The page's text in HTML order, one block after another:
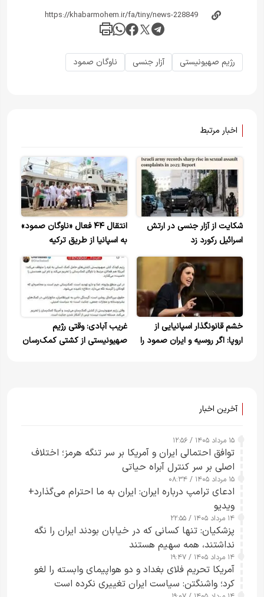
رژیم صهیونیستی آزار جنسی ناوگان صمود
اخبار مرتبط
شکایت از آزار جنسی در ارتش
اسرائیل رکورد زد
انتقال ۴۴ فعال «ناوگان صمود»
به اسپانیا از طریق ترکیه
خشم قانونگذار اسپانیایی از
اروپا: اگر روسیه و ایران صمود را
غریب آبادی: وقتی رژیم
صهیونیستی از کشتی کمک‌رسان
آخرین اخبار
۱۵ مرداد ۱۴۰۵ / ۱۲:۵۶
توافق احتمالی ایران و آمریکا بر سر تنگه هرمز؛ اختلاف
اصلی بر سر کنترل آبراه حیاتی
۱۵ مرداد ۱۴۰۵ / ۰۸:۳۴
ادعای ترامپ درباره ایران: ایران به ما احترام می‌گذارد+
ویدیو
۱۴ مرداد ۱۴۰۵ / ۲۲:۵۵
پزشکیان: تنها کسانی که در خیابان بودند ایران را نگه
نداشتند، همه سهیم هستند
۱۴ مرداد ۱۴۰۵ / ۱۹:۴۷
آمریکا تحریم فلای بغداد و دو هواپیمای وابسته را لغو
کرد؛ واشنگتن: سیاست ایران تغییری نکرده است